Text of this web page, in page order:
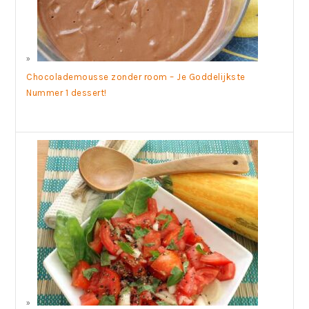
Chocolademousse zonder room – Je Goddelijkste
Nummer 1 dessert!